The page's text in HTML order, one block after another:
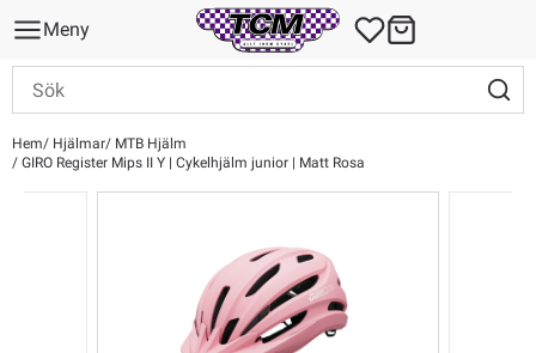
Meny
Hem Hjälmar
MTB Hjälm
GIRO Register Mips II Y | Cykelhjälm junior | Matt Rosa